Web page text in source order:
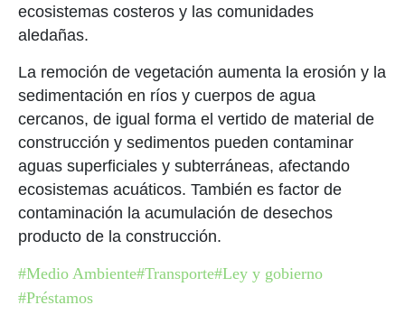
ecosistemas costeros y las comunidades
aledañas.
La remoción de vegetación aumenta la erosión y la
sedimentación en ríos y cuerpos de agua
cercanos, de igual forma el vertido de material de
construcción y sedimentos pueden contaminar
aguas superficiales y subterráneas, afectando
ecosistemas acuáticos. También es factor de
contaminación la acumulación de desechos
producto de la construcción.
#Medio Ambiente#Transporte#Ley y gobierno
#Préstamos